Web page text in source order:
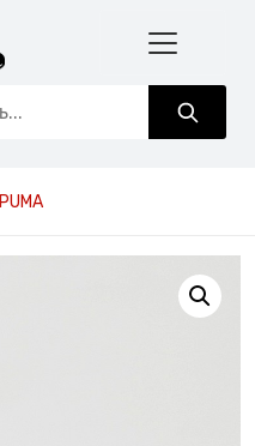
PUMA